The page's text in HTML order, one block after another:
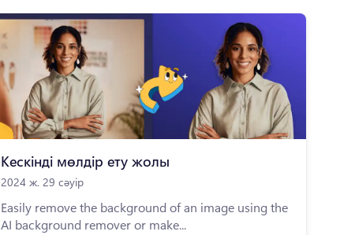
Кескінді мөлдір ету жолы
2024 ж. 29 сәуір
Easily remove the background of an image using the
AI background remover or make...